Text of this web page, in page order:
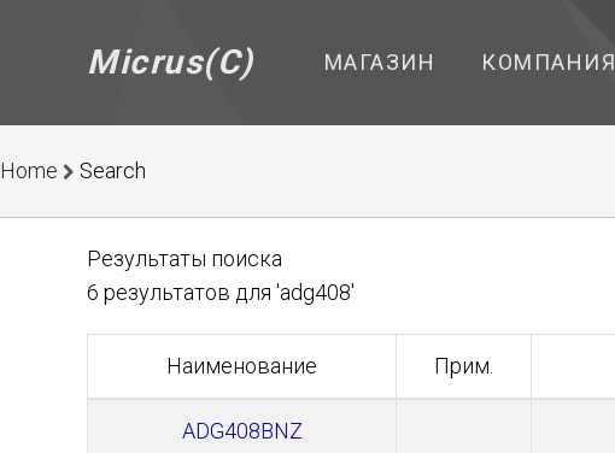
Micrus(C) МАГАЗИН КОМПАНИЯ
Home Search
Результаты поиска
6 результатов для 'adg408'
Наименование Прим.
ADG408BNZ